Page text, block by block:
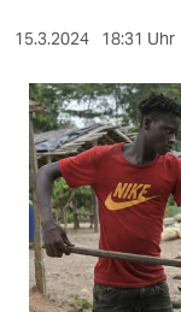
berlin
nord
wahrheit
verlag
verlag
veranstaltungen
15.3.2024 18:31 Uhr